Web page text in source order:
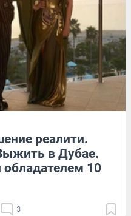
реалити.
в Дубае.
10
3